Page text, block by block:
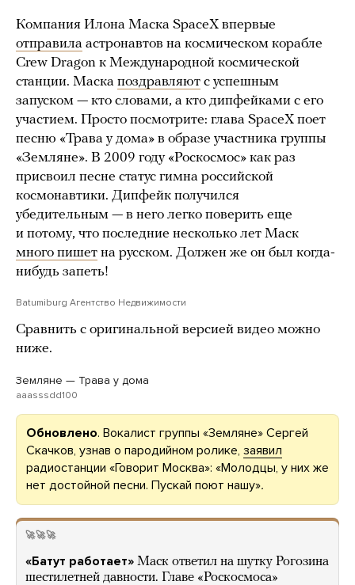
Компания Илона Маска SpaceX впервые
отправила астронавтов на космическом корабле
Crew Dragon к Международной космической
станции. Маска поздравляют с успешным
запуском — кто словами, а кто дипфейками с его
участием. Просто посмотрите: глава SpaceX поет
песню «Трава у дома» в образе участника группы
«Земляне». В 2009 году «Роскосмос» как раз
присвоил песне статус гимна российской
космонавтики. Дипфейк получился
убедительным — в него легко поверить еще
и потому, что последние несколько лет Маск
много пишет на русском. Должен же он был когда-
нибудь запеть!
Batumiburg Агентство Недвижимости
Сравнить с оригинальной версией видео можно
ниже.
Земляне — Трава у дома
aaasssdd100
Обновлено. Вокалист группы «Земляне» Сергей
Скачков, узнав о пародийном ролике, заявил
радиостанции «Говорит Москва»: «Молодцы, у них же
нет достойной песни. Пускай поют нашу».
🚀🚀🚀
«Батут работает» Маск ответил на шутку Рогозина
шестилетней давности. Главе «Роскосмоса»